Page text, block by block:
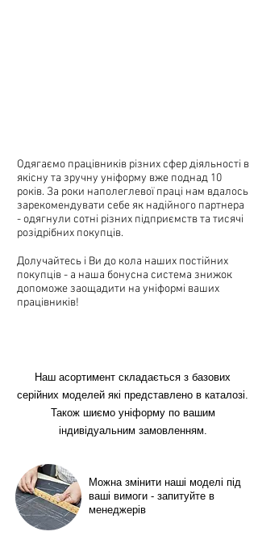
Одягаємо працівників різних сфер діяльності в
якісну та зручну уніформу вже поднад 10
років. За роки наполеглевої праці нам вдалось
зарекомендувати себе як надійного партнера
- одягнули сотні різних підприємств та тисячі
розідрібних покупців.
Долучайтесь і Ви до кола наших постійних
покупців - а наша бонусна система знижок
допоможе заощадити на уніформі ваших
працівників!
Наш асортимент складається з базових
серійних моделей які представлено в каталозі.
Також шиємо уніформу по вашим
індивідуальним замовленням.
Можна змінити наші моделі під
ваші вимоги - запитуйте в
менеджерів